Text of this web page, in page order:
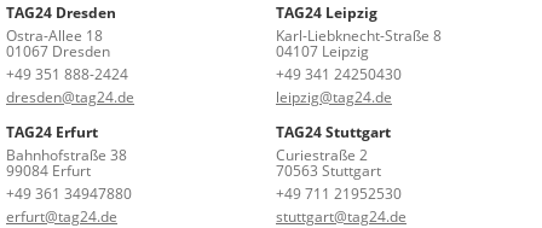
TAG24 Dresden
Ostra-Allee 18
01067 Dresden
+49 351 888-2424
dresden@tag24.de
TAG24 Leipzig
Karl-Liebknecht-Straße 8
04107 Leipzig
+49 341 24250430
leipzig@tag24.de
TAG24 Erfurt
Bahnhofstraße 38
99084 Erfurt
+49 361 34947880
erfurt@tag24.de
TAG24 Stuttgart
Curiestraße 2
70563 Stuttgart
+49 711 21952530
stuttgart@tag24.de